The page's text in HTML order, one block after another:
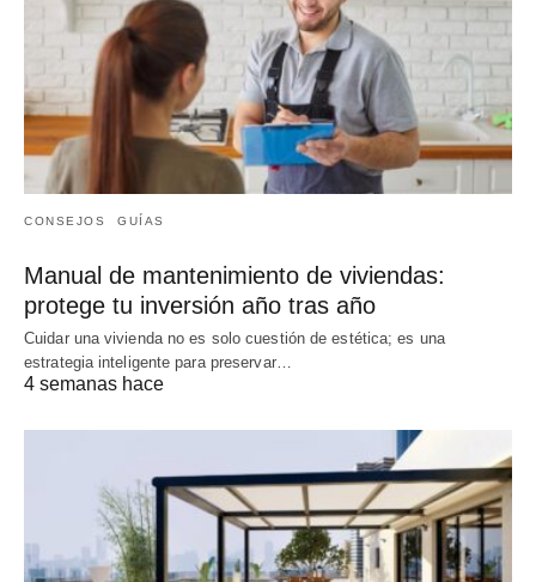
CONSEJOS GUÍAS
Manual de mantenimiento de viviendas:
protege tu inversión año tras año
Cuidar una vivienda no es solo cuestión de estética; es una
estrategia inteligente para preservar…
4 semanas hace